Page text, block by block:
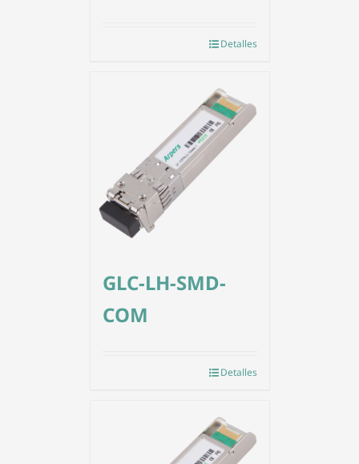
Detalles
GLC-LH-SMD-
COM
Detalles